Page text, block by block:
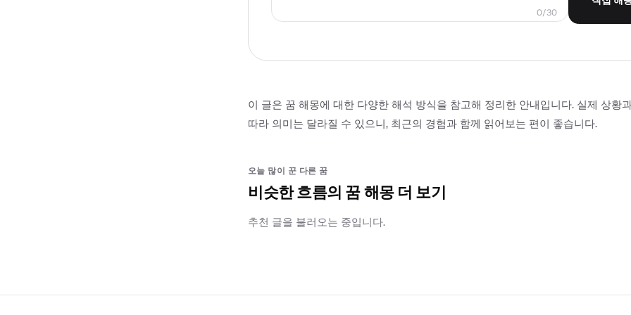
0/30
이 글은 꿈 해몽에 대한 다양한 해석 방식을 참고해 정리한 안내입니다. 실제 상황
따라 의미는 달라질 수 있으니, 최근의 경험과 함께 읽어보는 편이 좋습니다.
오늘 많이 꾼 다른 꿈
비슷한 흐름의 꿈 해몽 더 보기
추천 글을 불러오는 중입니다.